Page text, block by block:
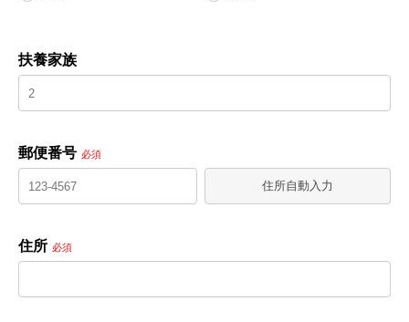
扶養家族
郵便番号 必須
住所自動入力
住所 必須